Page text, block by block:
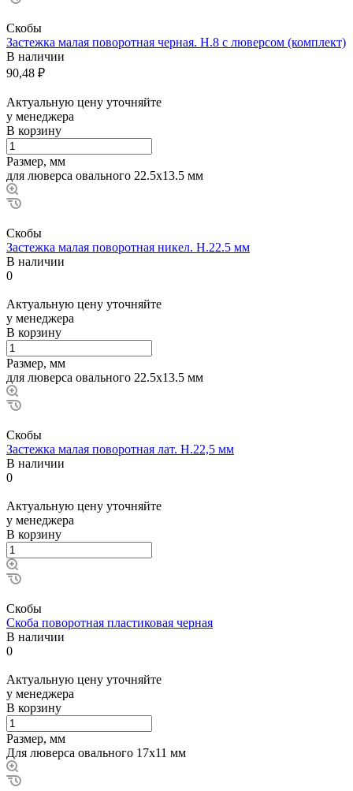
Скобы
Застежка малая поворотная черная. Н.8 с люверсом (комплект)
В наличии
90,48 ₽
Актуальную цену уточняйте
у менеджера
В корзину
Размер, мм
для люверса овального 22.5х13.5 мм
Скобы
Застежка малая поворотная никел. Н.22.5 мм
В наличии
0
Актуальную цену уточняйте
у менеджера
В корзину
Размер, мм
для люверса овального 22.5х13.5 мм
Скобы
Застежка малая поворотная лат. Н.22,5 мм
В наличии
0
Актуальную цену уточняйте
у менеджера
В корзину
Скобы
Скоба поворотная пластиковая черная
В наличии
0
Актуальную цену уточняйте
у менеджера
В корзину
Размер, мм
Для люверса овального 17х11 мм